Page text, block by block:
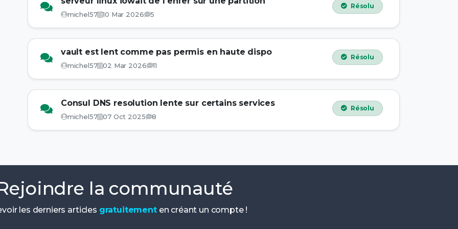
michel57 10 Mar 2026 5
Résolu
vault est lent comme pas permis en haute dispo
michel57 02 Mar 2026 11
Résolu
Consul DNS resolution lente sur certains services
michel57 07 Oct 2025 8
Résolu
la communauté
les derniers articles gratuitementen créant un compte !